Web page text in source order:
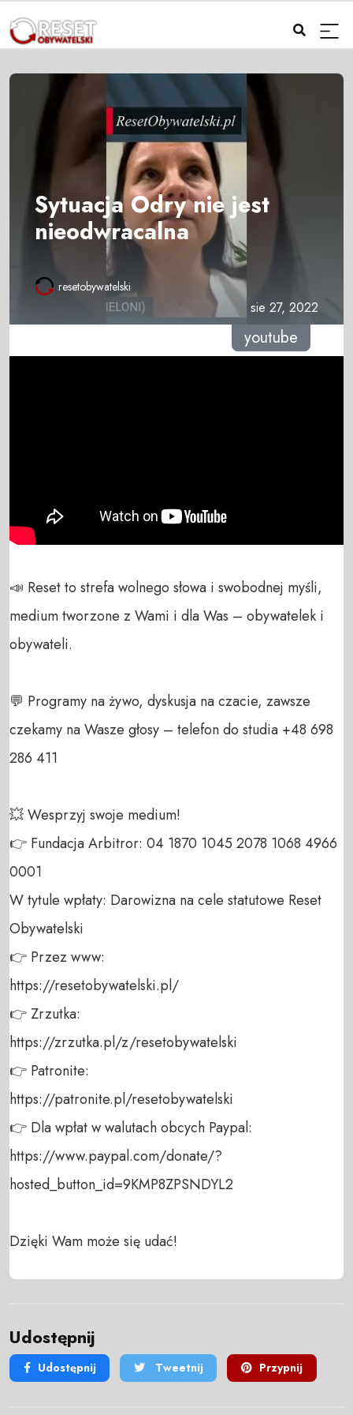
Sytuacja Odry nie jest
nieodwracalna
resetobywatelski
sie 27, 2022
youtube
📣 Reset to strefa wolnego słowa i swobodnej myśli,
medium tworzone z Wami i dla Was – obywatelek i
obywateli.
💬 Programy na żywo, dyskusja na czacie, zawsze
czekamy na Wasze głosy – telefon do studia +48 698
286 411
💥 Wesprzyj swoje medium!
👉 Fundacja Arbitror: 04 1870 1045 2078 1068 4966
0001
W tytule wpłaty: Darowizna na cele statutowe Reset
Obywatelski
👉 Przez www:
https://resetobywatelski.pl/
👉 Zrzutka:
https://zrzutka.pl/z/resetobywatelski
👉 Patronite:
https://patronite.pl/resetobywatelski
👉 Dla wpłat w walutach obcych Paypal:
https://www.paypal.com/donate/?
hosted_button_id=9KMP8ZPSNDYL2
Dzięki Wam może się udać!
Udostępnij
Udostępnij Tweetnij Przypnij